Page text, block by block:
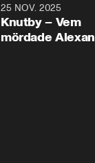
25 NOV. 2025
Knutby – Vem
mördade